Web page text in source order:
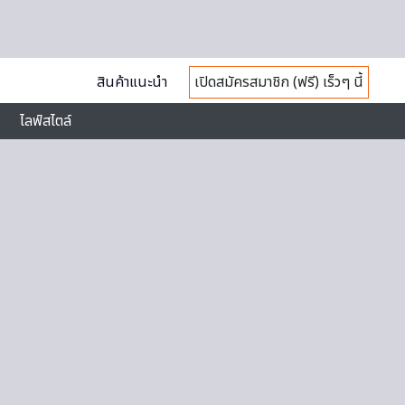
สินค้าแนะนำ
เปิดสมัครสมาชิก (ฟรี) เร็วๆ นี้
ไลฟ์สไตล์